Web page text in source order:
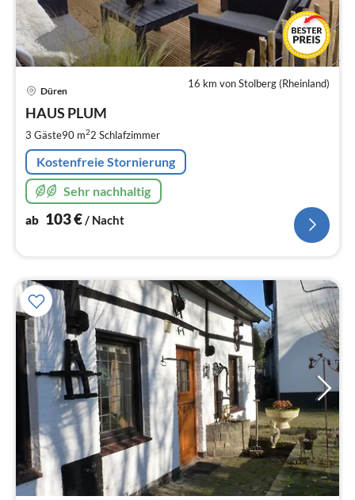
16 km von Stolberg (Rheinland)
Düren
HAUS PLUM
3 Gäste90 m22 Schlafzimmer
Kostenfreie Stornierung
Sehr nachhaltig
ab 103€ / Nacht